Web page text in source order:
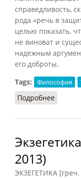
справедливость,
рода «речь в
целью показать,
не виноват и
надежным
его доброты.
Tags:
Философия
Подробнее
2013)
ЭКЗЕГЕТИКА